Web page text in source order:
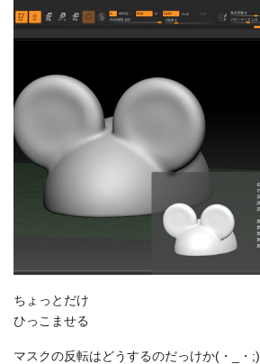
ちょっとだけ
ひっこませる
マスクの反転はどうするのだっけか(・_・;)